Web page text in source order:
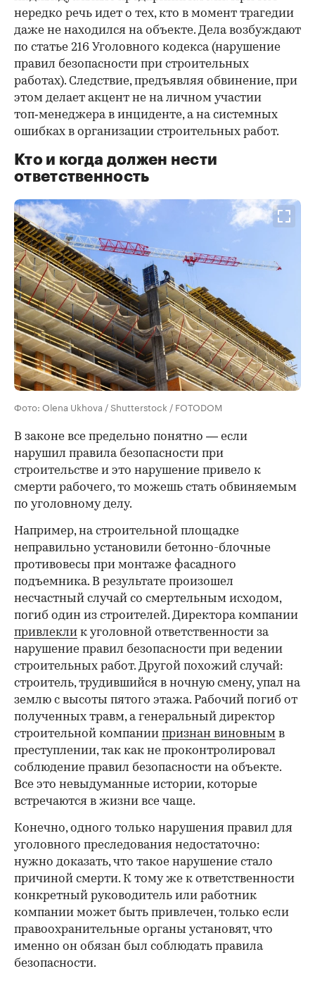
нередко речь идет о тех, кто в момент трагедии
даже не находился на объекте. Дела возбуждают
по статье 216 Уголовного кодекса (нарушение
правил безопасности при строительных
работах). Следствие, предъявляя обвинение, при
этом делает акцент не на личном участии
топ‑менеджера в инциденте, а на системных
ошибках в организации строительных работ.
Кто и когда должен нести
ответственность
Фото: Olena Ukhova / Shutterstock / FOTODOM
00:00
В законе все предельно понятно — если
нарушил правила безопасности при
строительстве и это нарушение привело к
смерти рабочего, то можешь стать обвиняемым
по уголовному делу.
Например, на строительной площадке
неправильно установили бетонно-блочные
противовесы при монтаже фасадного
подъемника. В результате произошел
несчастный случай со смертельным исходом,
погиб один из строителей. Директора компании
привлекли к уголовной ответственности за
нарушение правил безопасности при ведении
строительных работ. Другой похожий случай:
строитель, трудившийся в ночную смену, упал на
землю с высоты пятого этажа. Рабочий погиб от
полученных травм, а генеральный директор
строительной компании признан виновным в
преступлении, так как не проконтролировал
соблюдение правил безопасности на объекте.
Все это невыдуманные истории, которые
встречаются в жизни все чаще.
Конечно, одного только нарушения правил для
уголовного преследования недостаточно:
нужно доказать, что такое нарушение стало
причиной смерти. К тому же к ответственности
конкретный руководитель или работник
компании может быть привлечен, только если
правоохранительные органы установят, что
именно он обязан был соблюдать правила
безопасности.